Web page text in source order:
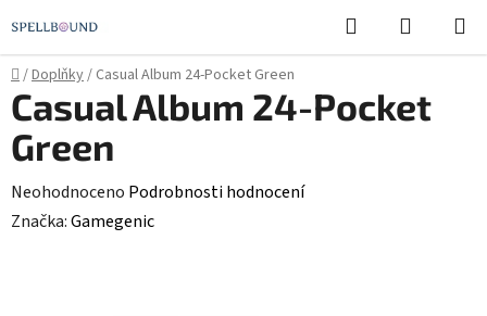
na
obsah
Hledat
KOŠÍK
Domů
/Doplňky/ Casual Album 24-Pocket Green
Casual Album 24-Pocket
Green
Průměrné
hodnocení
Neohodnoceno Podrobnosti hodnocení
Značka:Gamegenic